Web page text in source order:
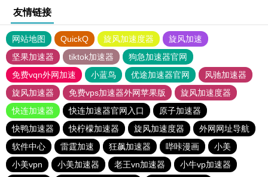
友情链接
网站地图 QuickQ 旋风加速度器
旋风加速
坚果加速器
tiktok加速器
狗急加速器官网
免费vqn外网加速
小蓝鸟 优途加速器官网
风驰加速器
旋风加速器
免费vps加速器外网苹果版
旋风加速度器
快连加速器
快连加速器官网入口
原子加速器
快鸭加速器
快柠檬加速器 旋风加速度器
外网网址导航
软件中心
雷霆加速 狂飙加速器 哔咔漫画
小美
小美vpn
小美加速器 老王vn加速器
小牛vp加速器